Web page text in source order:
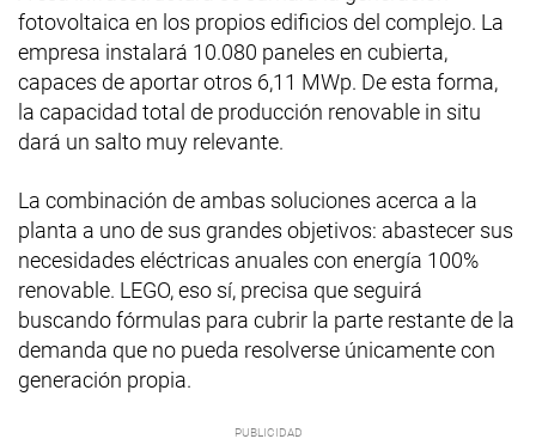
fotovoltaica en los propios edificios del complejo. La
empresa instalará 10.080 paneles en cubierta,
capaces de aportar otros 6,11 MWp. De esta forma,
la capacidad total de producción renovable in situ
dará un salto muy relevante.
La combinación de ambas soluciones acerca a la
planta a uno de sus grandes objetivos: abastecer sus
necesidades eléctricas anuales con energía 100%
renovable. LEGO, eso sí, precisa que seguirá
buscando fórmulas para cubrir la parte restante de la
demanda que no pueda resolverse únicamente con
generación propia.